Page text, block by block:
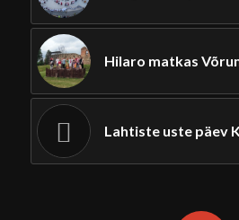
Hilaro matkas
Lahtiste uste päev